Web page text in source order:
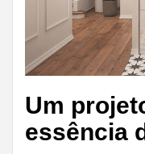
Um
essência